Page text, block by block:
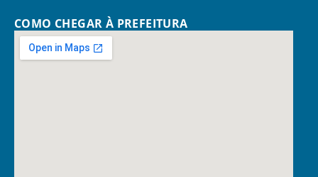
COMO CHEGAR À PREFEITURA